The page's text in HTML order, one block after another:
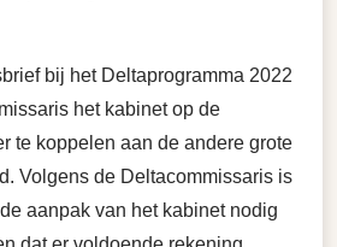
bij het Deltaprogramma 2022
het kabinet op de
te koppelen aan de andere grote
Volgens de Deltacommissaris is
aanpak van het kabinet nodig